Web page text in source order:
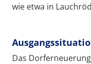
wie etwa in
Das